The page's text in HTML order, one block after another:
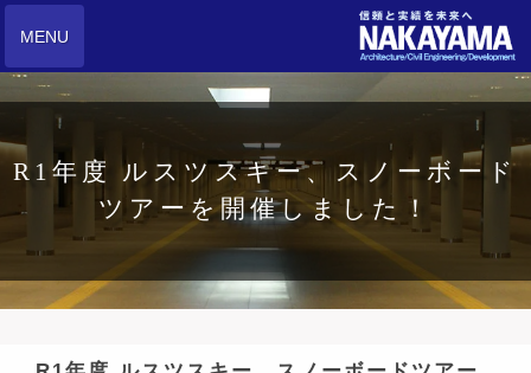
MENU
R1年度 ルスツスキー、スノーボード
ツアーを開催しました！